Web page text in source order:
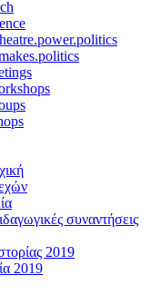
συναντήσεις
2019
2019